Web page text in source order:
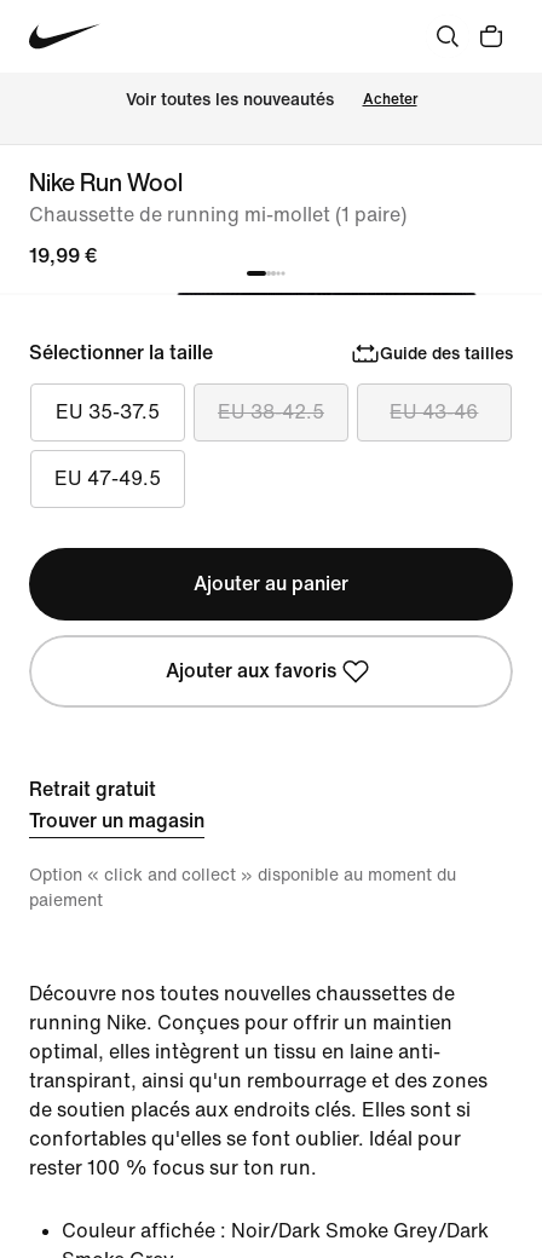
Voir toutes les nouveautés Acheter
Nike Run Wool
Chaussette de running mi-mollet (1 paire)
19,99 €
Sélectionner la taille Guide des tailles
EU 35-37.5 EU 38-42.5 EU 43-46
EU 47-49.5
Ajouter au panier
Ajouter aux favoris
Retrait gratuit
Trouver un magasin
Option « click and collect » disponible au moment du
paiement
Découvre nos toutes nouvelles chaussettes de
running Nike. Conçues pour offrir un maintien
optimal, elles intègrent un tissu en laine anti-
transpirant, ainsi qu'un rembourrage et des zones
de soutien placés aux endroits clés. Elles sont si
confortables qu'elles se font oublier. Idéal pour
rester 100 % focus sur ton run.
Couleur affichée : Noir/Dark Smoke Grey/Dark